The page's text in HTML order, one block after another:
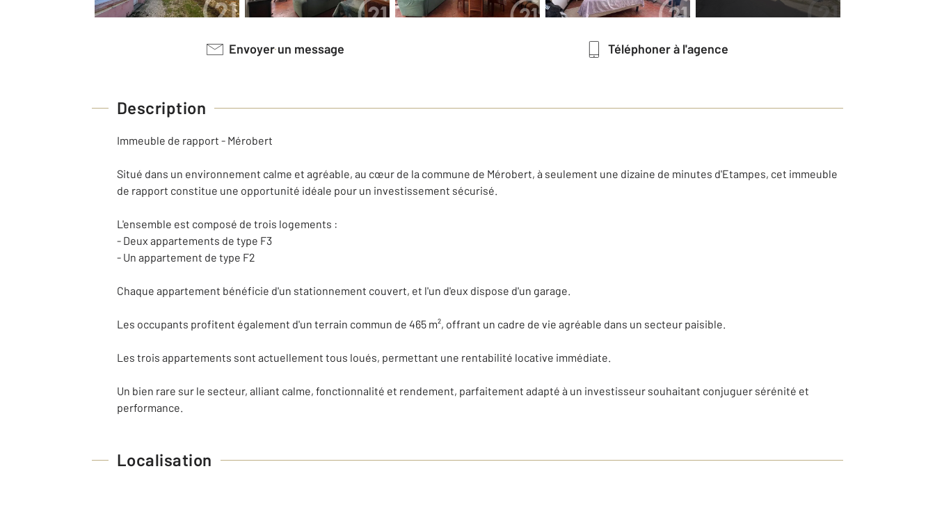
Envoyer un message Téléphoner à l'agence
Description
Immeuble de rapport - Mérobert
Situé dans un environnement calme et agréable, au cœur de la commune de Mérobert, à seulement une dizaine de minutes d'Etampes, cet immeuble
de rapport constitue une opportunité idéale pour un investissement sécurisé.
L'ensemble est composé de trois logements :
- Deux appartements de type F3
- Un appartement de type F2
Chaque appartement bénéficie d'un stationnement couvert, et l'un d'eux dispose d'un garage.
Les occupants profitent également d'un terrain commun de 465 m², offrant un cadre de vie agréable dans un secteur paisible.
Les trois appartements sont actuellement tous loués, permettant une rentabilité locative immédiate.
Un bien rare sur le secteur, alliant calme, fonctionnalité et rendement, parfaitement adapté à un investisseur souhaitant conjuguer sérénité et
performance.
Localisation